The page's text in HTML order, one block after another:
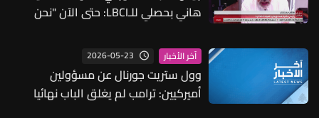
هاني بحصلي للـLBCI: حتى الآن "نحن
الأساس هو مرفأ بيروت ومطار بيروت
وطالما أن المرفأ لا يزال يعمل فلا
مشكلة في التموين ووصول البضائع
آخر الأخبار 2026-05-23
وول ستريت جورنال عن مسؤولين
أميركيين: ترامب لم يغلق الباب نهائيا